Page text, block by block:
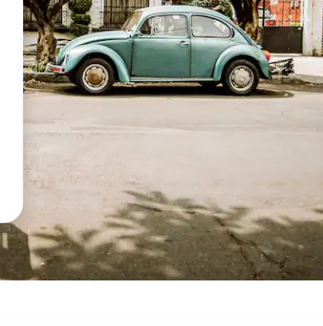
och nedåtpilarna eller utforska genom att trycka eller